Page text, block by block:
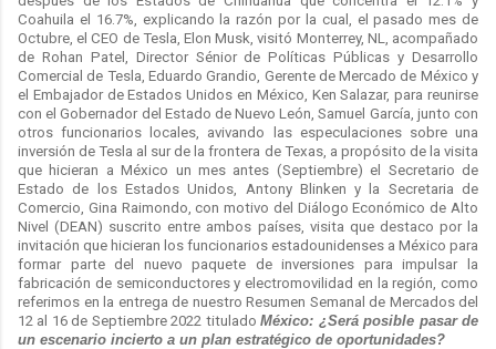
Coahuila el 16.7%, explicando la razón por la cual, el pasado mes de
Octubre, el CEO de Tesla, Elon Musk, visitó Monterrey, NL, acompañado
de Rohan Patel, Director Sénior de Políticas Públicas y Desarrollo
Comercial de Tesla, Eduardo Grandio, Gerente de Mercado de México y
el Embajador de Estados Unidos en México, Ken Salazar, para reunirse
con el Gobernador del Estado de Nuevo León, Samuel García, junto con
otros funcionarios locales, avivando las especulaciones sobre una
inversión de Tesla al sur de la frontera de Texas, a propósito de la visita
que hicieran a México un mes antes (Septiembre) el Secretario de
Estado de los Estados Unidos, Antony Blinken y la Secretaria de
Comercio, Gina Raimondo, con motivo del Diálogo Económico de Alto
Nivel (DEAN) suscrito entre ambos países, visita que destaco por la
invitación que hicieran los funcionarios estadounidenses a México para
formar parte del nuevo paquete de inversiones para impulsar la
fabricación de semiconductores y electromovilidad en la región, como
referimos en la entrega de nuestro Resumen Semanal de Mercados del
12 al 16 de Septiembre 2022 tituladoMéxico: ¿Será posible pasar de
un escenario incierto a un plan estratégico de oportunidades?